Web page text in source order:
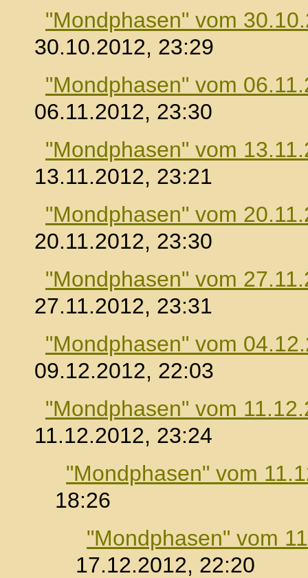
"Mondphasen" vom
30.10.2012, 23:29
"Mondphasen" vom
06.11.2012, 23:30
"Mondphasen" vom
13.11.2012, 23:21
"Mondphasen" vom
20.11.2012, 23:30
"Mondphasen" vom
27.11.2012, 23:31
"Mondphasen" vom
09.12.2012, 22:03
"Mondphasen" vom
11.12.2012, 23:24
"Mondphasen" vom
18:26
"Mondphasen" vom
17.12.2012, 22:20